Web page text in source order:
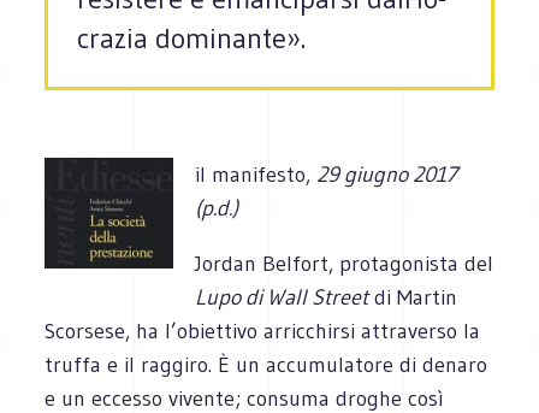
crazia dominante».
il manifesto, 29 giugno 2017
(p.d.)
Jordan Belfort, protagonista del
Lupo di Wall Streetdi Martin
Scorsese, ha l’obiettivo arricchirsi attraverso la
truffa e il raggiro. È un accumulatore di denaro
e un eccesso vivente; consuma droghe così